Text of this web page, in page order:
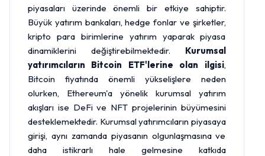
piyasaları üzerinde önemli bir etkiye sahiptir.
Büyük yatırım bankaları, hedge fonlar ve şirketler,
kripto para birimlerine yatırım yaparak piyasa
dinamiklerini değiştirebilmektedir. Kurumsal
yatırımcıların Bitcoin ETF'lerine olan ilgisi,
Bitcoin fiyatında önemli yükselişlere neden
olurken, Ethereum'a yönelik kurumsal yatırım
akışları ise DeFi ve NFT projelerinin büyümesini
desteklemektedir. Kurumsal yatırımcıların piyasaya
girişi, aynı zamanda piyasanın olgunlaşmasına ve
daha istikrarlı hale gelmesine katkıda